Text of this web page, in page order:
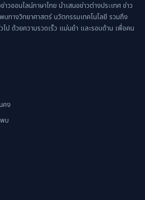
วออนไลน์ภาษาไทย นำเสนอข่าวต่างประเทศ ข่าว
บทางวิทยาศาสตร์ นวัตกรรมเทคโนโลยี รวมถึง
ไป ด้วยความรวดเร็ว แม่นยำ และรอบด้าน เพื่อคน
คง
บ